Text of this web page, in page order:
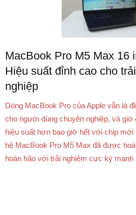
MacBook Pro M5 Max 16
Hiệu suất đỉnh cao cho
nghiệp
Dòng MacBook Pro của Apple vẫn là
cho người dùng chuyên nghiệp, và
hiệu suất hơn bao giờ hết với chip
hệ MacBook Pro M5 Max đã được
hoàn hảo với trải nghiệm cực kỳ mạnh